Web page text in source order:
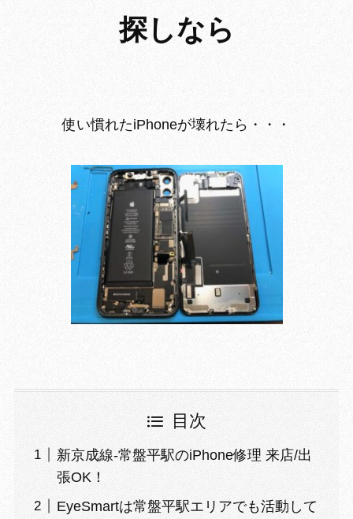
探しなら
使い慣れたiPhoneが壊れたら・・・
目次
新京成線‐常盤平駅のiPhone修理 来店/出
張OK！
EyeSmartは常盤平駅エリアでも活動して